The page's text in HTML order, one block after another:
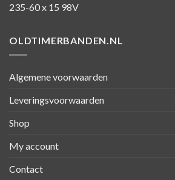
235-60 x 15 98V
OLDTIMERBANDEN.NL
Algemene voorwaarden
Leveringsvoorwaarden
Shop
My account
Contact